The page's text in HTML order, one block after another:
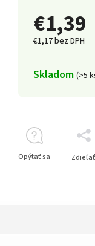
€1,39
€1,17 bez DPH
Skladom (>5
Opýtať sa Zdieľať